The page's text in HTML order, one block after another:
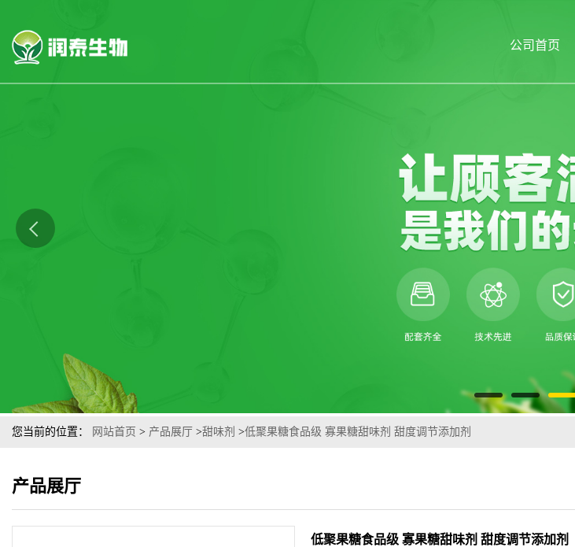
公司首页
您当前的位置： 网站首页 > 产品展厅 >甜味剂 >低聚果糖食品级 寡果糖甜味剂 甜度调节添加剂
产品展厅
低聚果糖食品级 寡果糖甜味剂 甜度调节添加剂